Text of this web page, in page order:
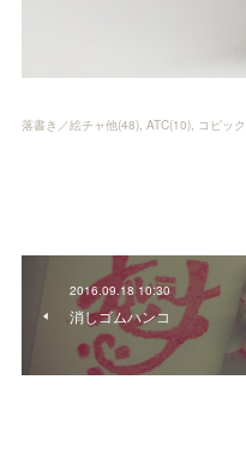
落書き／絵チャ他(48) ATC(10) コピック
2016.09.18 10:30
消しゴムハンコ